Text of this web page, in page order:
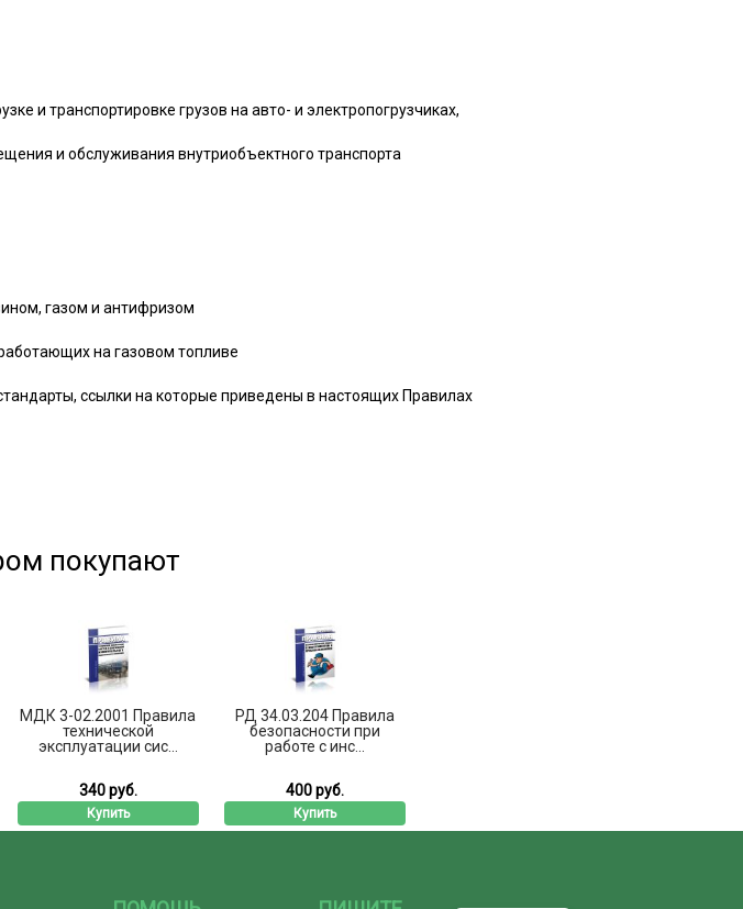
и транспортировке грузов на авто- и электропогрузчиках,
и обслуживания внутриобъектного транспорта
газом и антифризом
на газовом топливе
ссылки на которые приведены в настоящих Правилах
покупают
МДК 3-02.2001 Правила
технической
эксплуатации сис...
340 руб.
Купить
РД 34.03.204 Правила
безопасности при
работе с инс...
400 руб.
Купить